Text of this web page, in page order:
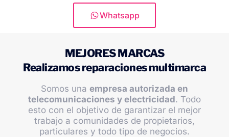
Whatsapp
MEJORES MARCAS
Realizamos reparaciones multimarca
Somos una empresa autorizada en
telecomunicaciones y electricidad. Todo
esto con el objetivo de garantizar el mejor
trabajo a comunidades de propietarios,
particulares y todo tipo de negocios.